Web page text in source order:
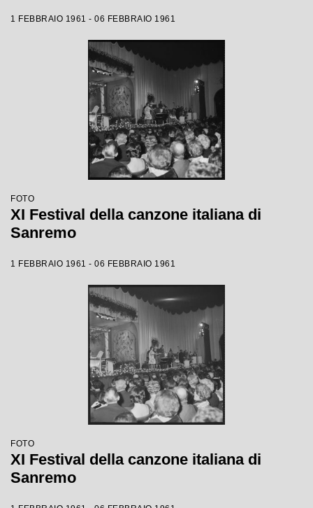
1 FEBBRAIO 1961 - 06 FEBBRAIO 1961
FOTO
XI Festival della canzone italiana di
Sanremo
1 FEBBRAIO 1961 - 06 FEBBRAIO 1961
FOTO
XI Festival della canzone italiana di
Sanremo